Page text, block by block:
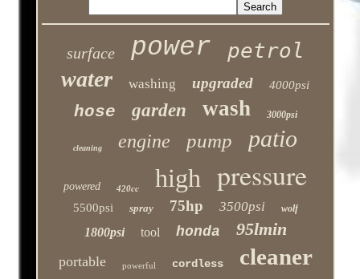
surface power petrol
water washing upgraded 4000psi
hose garden wash 3000psi
cleaning engine pump patio
powered 420cc high pressure
5500psi spray 75hp 3500psi wolf
1800psi tool honda 95lmin
portable powerful cordless cleaner